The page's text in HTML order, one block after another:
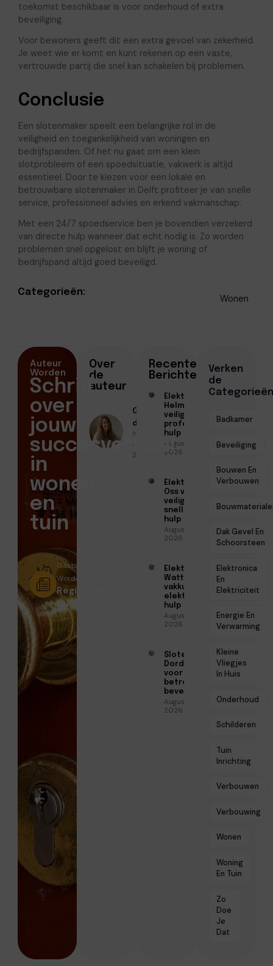
toekomst beschikbaar is voor onderhoud of extra
beveiliging.
Voor bewoners geeft dit een extra gevoel van zekerheid.
Je weet wie er komt en kunt rekenen op een vaste,
vertrouwde partij die snel kan schakelen bij problemen.
Conclusie
Een slotenmaker speelt een belangrijke rol in de
veiligheid en toegankelijkheid van woningen en
bedrijfspanden. Of het nu gaat om een klein
slotprobleem of een spoedsituatie, vakwerk is altijd
essentieel. Door te kiezen voor een lokale en
betrouwbare slotenmaker in Delft profiteer je van snelle
service, professioneel advies en erkend vakmanschap.
Met een 24/7 spoedservice ben je bovendien verzekerd
van directe hulp wanneer dat echt nodig is. Zo worden
problemen snel opgelost en blijft je woning of
bedrijfspand altijd goed beveiligd.
Categorieën:
Wonen
Over
de
auteur
Geschreven
door
Sofia Mendes
● Juni 19,
2026
Recente
Berichten
Elektricien
Helmond voor
veilige en
professionele
hulp
Augustus 6,
2026
Elektricien
Oss voor
veilige en
snelle
hulp
Augustus 6,
2026
Elektricien
Watt voor
vakkundige
elektrische
hulp
Augustus 5,
2026
Slotenmaker
Dordrecht
voor
betrouwbare
beveiliging
Augustus 3,
2026
Verken
de
Categorieën
Badkamer
Beveiliging
Bouwen En
Verbouwen
Dak Gevel En
Schoorsteen
Elektronica
En
Elektriciteit
Energie En
Verwarming
Kleine
Vliegjes
In Huis
Onderhoud
Schilderen
Tuin
Inrichting
Verbouwen
Verbouwing
Wonen
Woning
En Tuin
Zo
Doe
Je
Dat
Auteur
Worden
Schrijf
over
jouw
succesverhaal
in
wonen
en
tuin
Gastschrijver
Worden?
Registreer
Nu